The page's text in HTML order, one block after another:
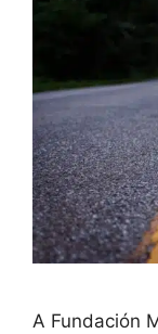
A Fundación